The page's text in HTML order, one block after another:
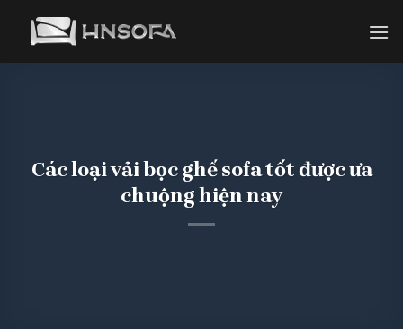
Các loại vải bọc ghế sofa tốt được ưa
chuộng hiện nay